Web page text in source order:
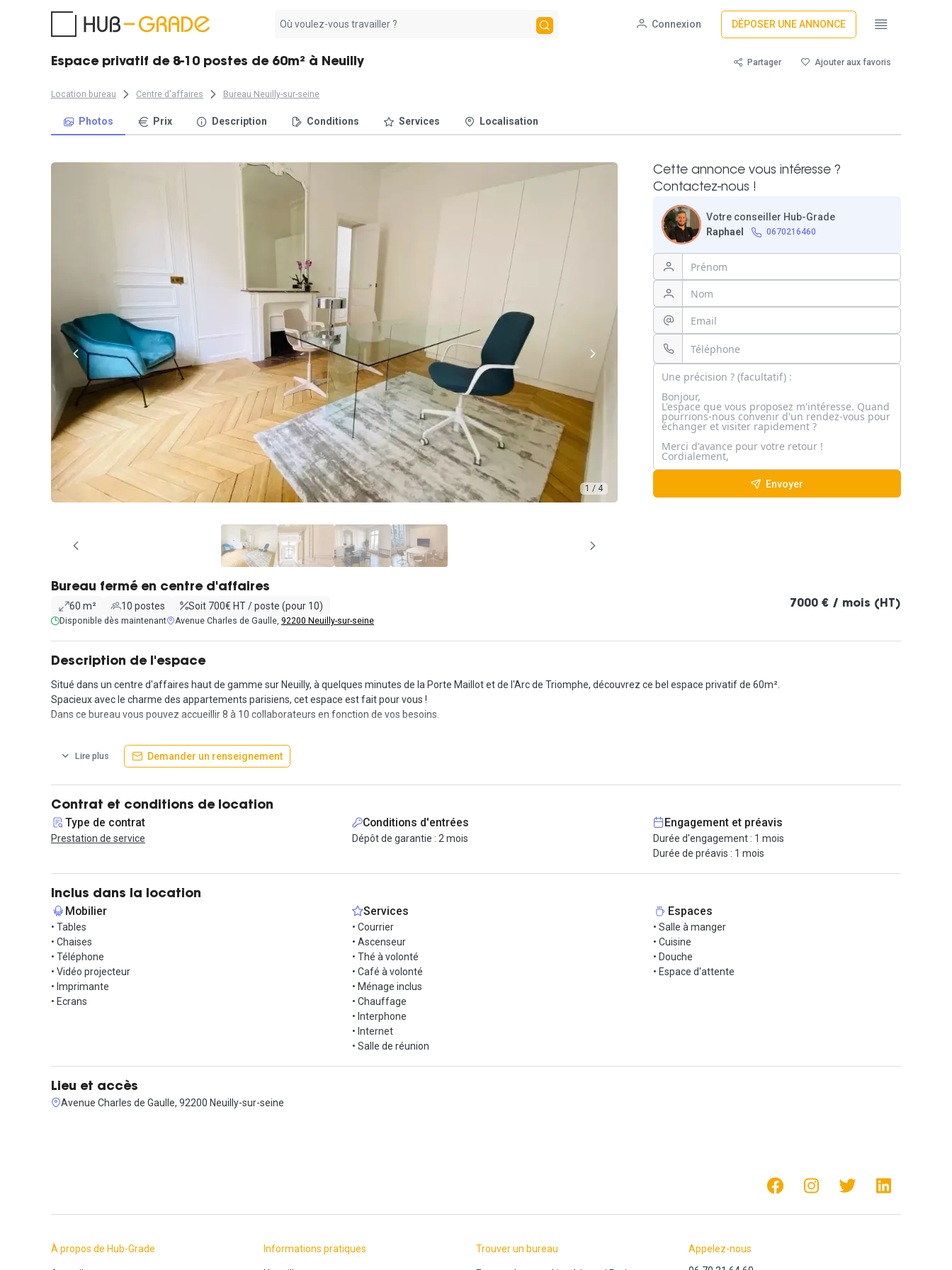
résultat
Connexion DÉPOSER UNE ANNONCE
Espace privatif de 8-10 postes de 60m² à Neuilly Partager Ajouter aux favoris
Location bureau Centre d'affaires Bureau Neuilly-sur-seine
Photos Prix Description Conditions Services Localisation
1 / 4
Cette annonce vous intéresse ?
Contactez-nous !
Votre conseiller Hub-Grade
Raphael
0670216460
Envoyer
Bureau fermé en centre d'affaires
60 m² 10 postes Soit 700€ HT / poste (pour 10)
Disponible dès maintenant Avenue Charles de Gaulle, 92200 Neuilly-sur-seine
7000 € / mois (HT)
Description de l'espace
Situé dans un centre d'affaires haut de gamme sur Neuilly, à quelques minutes de la Porte Maillot et de l'Arc de Triomphe, découvrez ce bel espace privatif de 60m².
Spacieux avec le charme des appartements parisiens, cet espace est fait pour vous !
Dans ce bureau vous pouvez accueillir 8 à 10 collaborateurs en fonction de vos besoins.
Ce centre d'affaires haut de gamme vous assure convivialité et services premium inclus dans votre contrat de prestation de services.
En plus de votre espace privé, vous aurez également accès à tous les espaces communs : salles de réunion, salle pour déjeuner, espace détente ...
Ce bureau clé en main, n'attend plus que vous !
Contactez nous !
Lire plus Demander un renseignement
Contrat et conditions de location
Type de contrat
Prestation de service
Conditions d'entrées
Dépôt de garantie : 2 mois
Engagement et préavis
Durée d'engagement : 1 mois
Durée de préavis : 1 mois
Inclus dans la location
Mobilier
• Tables
• Chaises
• Téléphone
• Vidéo projecteur
• Imprimante
• Ecrans
Services
• Courrier
• Ascenseur
• Thé à volonté
• Café à volonté
• Ménage inclus
• Chauffage
• Interphone
• Internet
• Salle de réunion
Espaces
• Salle à manger
• Cuisine
• Douche
• Espace d'attente
Lieu et accès
Avenue Charles de Gaulle, 92200 Neuilly-sur-seine
À propos de Hub-Grade Informations pratiques Trouver un bureau
Appelez-nous